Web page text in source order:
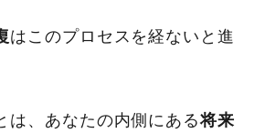
はこのプロセスを経ないと進
は、あなたの内側にある将来